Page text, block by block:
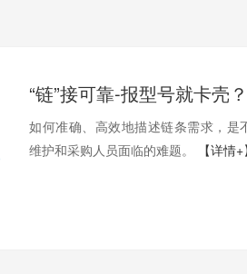
如何准确、高效地描述链条需求，是
维护和采购人员面临的难题。
【详情+